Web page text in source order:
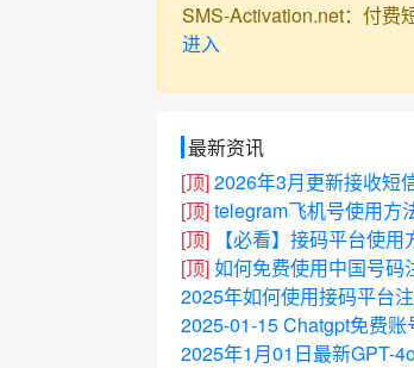
SMS-Activation.net：付费
进入
最新资讯
[顶]2026年3月更新接收短
[顶]telegram飞机号使用方
[顶]
【必看】接码平台使
[顶]如何免费使用中国号码
2025年如何使用接码平台
2025-01-15 Chatgpt免费账
2025年1月01日最新GPT-